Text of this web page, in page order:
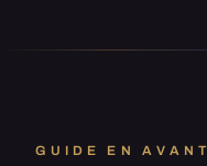
GUIDE EN AVANT